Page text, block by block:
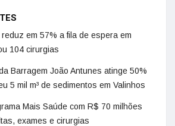
em 57% a fila de espera em
104 cirurgias
Barragem João Antunes atinge 50%
5 mil m³ de sedimentos em Valinhos
Mais Saúde com R$ 70 milhões
exames e cirurgias